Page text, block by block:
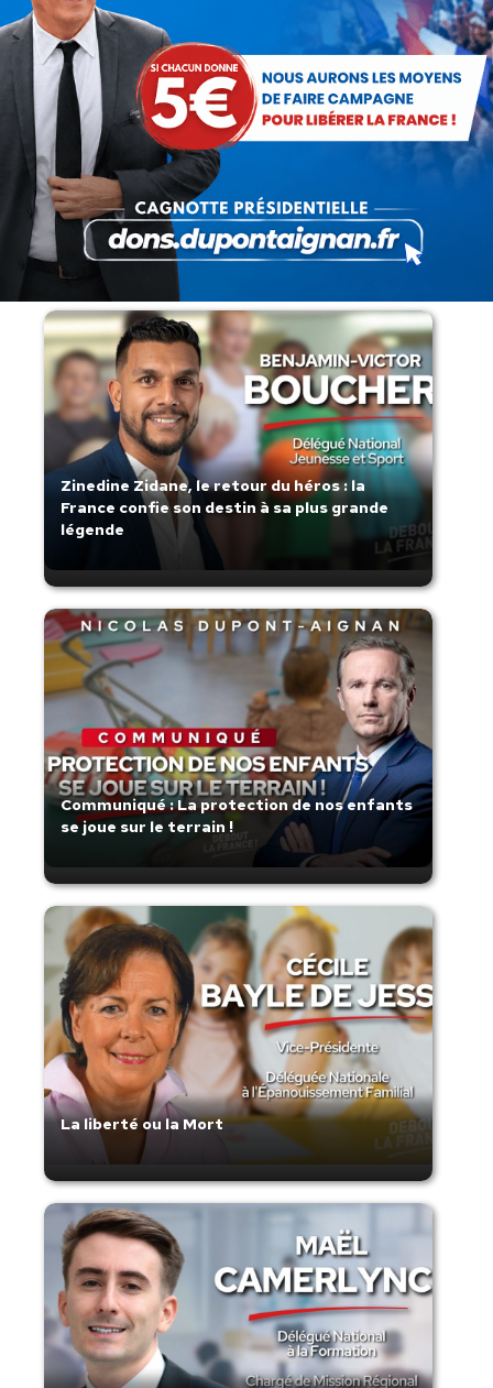
Lorsque tout flambe et que l’État
s’affaisse.
Zinedine Zidane, le retour du héros : la
France confie son destin à sa plus grande
légende
Communiqué : La protection de nos enfants
se joue sur le terrain !
La liberté ou la Mort